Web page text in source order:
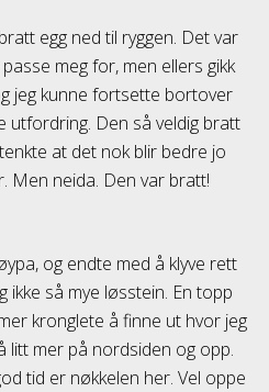
egg ned til ryggen. Det var
meg for, men ellers gikk
jeg kunne fortsette bortover
utfordring. Den så veldig bratt
at det nok blir bedre jo
Men neida. Den var bratt!
og endte med å klyve rett
ikke så mye løsstein. En topp
kronglete å finne ut hvor jeg
litt mer på nordsiden og opp.
tid er nøkkelen her. Vel oppe